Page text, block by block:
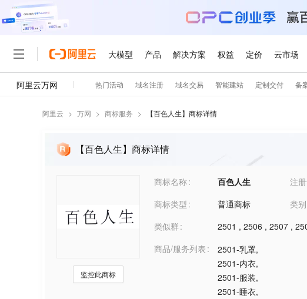
阿里云 > 万网 > 商标服务 > 【百色人生】商标详情
【百色人生】商标详情
监控此商标
商标名称 百色人生 注
商标类型
普通商标 类别
类似群
2501 , 2506 , 2507 ,
商品/服务列表
2501-乳罩,
2501-内衣,
2501-服装,
2501-睡衣,